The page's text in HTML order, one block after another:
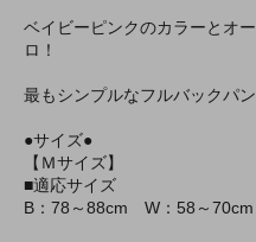
ベイビーピンクのカラーとオ
ロ！
最もシンプルなフルバックパン
●サイズ●
【Ｍサイズ】
■適応サイズ
B：78～88cm W：58～